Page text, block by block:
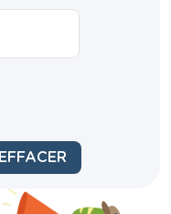
EFFACER